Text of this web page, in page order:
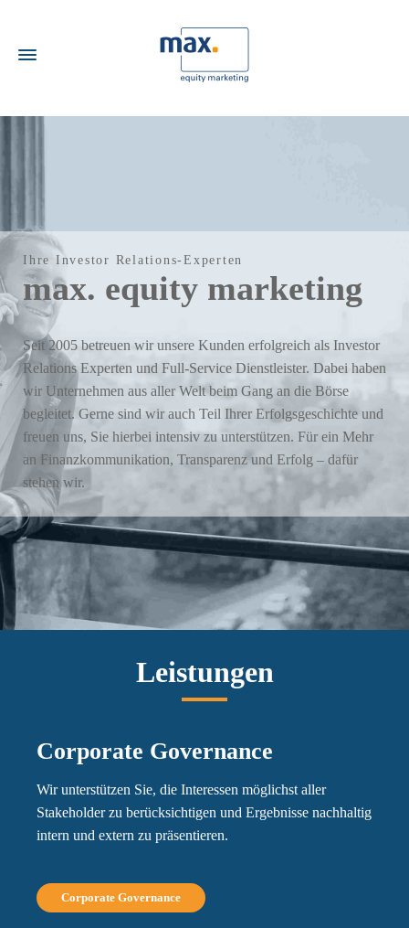
Ihre Investor Relations-Experten
max. equity marketing
Seit 2005 betreuen wir unsere Kunden erfolgreich als Investor
Relations Experten und Full-Service Dienstleister. Dabei haben
wir Unternehmen aus aller Welt beim Gang an die Börse
begleitet. Gerne sind wir auch Teil Ihrer Erfolgsgeschichte und
freuen uns, Sie hierbei intensiv zu unterstützen. Für ein Mehr
an Finanzkommunikation, Transparenz und Erfolg – dafür
stehen wir.
Leistungen
Corporate Governance
Wir unterstützen Sie, die Interessen möglichst aller
Stakeholder zu berücksichtigen und Ergebnisse nachhaltig
intern und extern zu präsentieren.
Corporate Governance